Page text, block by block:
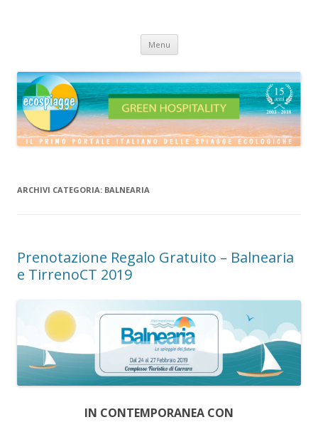
Menu Vai
contenuto
ARCHIVI CATEGORIA: BALNEARIA
Prenotazione Regalo Gratuito – Balnearia
e TirrenoCT 2019
IN CONTEMPORANEA CON